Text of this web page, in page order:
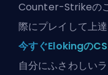
Counter-Strikeの
際にプレイして上
今すぐElokingの
自分にふさわしい